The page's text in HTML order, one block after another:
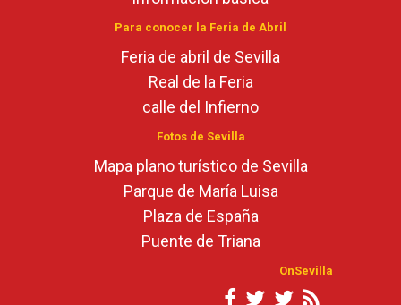
Para conocer la Feria de Abril
Feria de abril de Sevilla
Real de la Feria
calle del Infierno
Fotos de Sevilla
Mapa plano turístico de Sevilla
Parque de María Luisa
Plaza de España
Puente de Triana
OnSevilla